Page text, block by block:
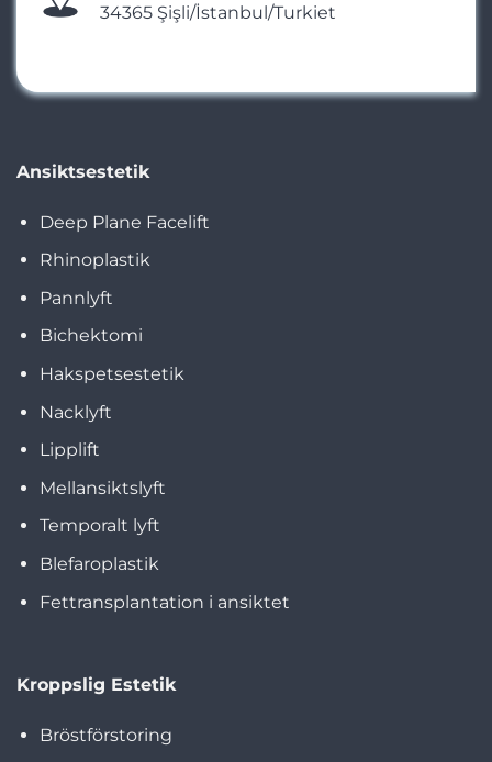
34365 Şişli/İstanbul/Turkiet
Ansiktsestetik
Deep Plane Facelift
Rhinoplastik
Pannlyft
Bichektomi
Hakspetsestetik
Nacklyft
Lipplift
Mellansiktslyft
Temporalt lyft
Blefaroplastik
Fettransplantation i ansiktet
Kroppslig Estetik
Bröstförstoring